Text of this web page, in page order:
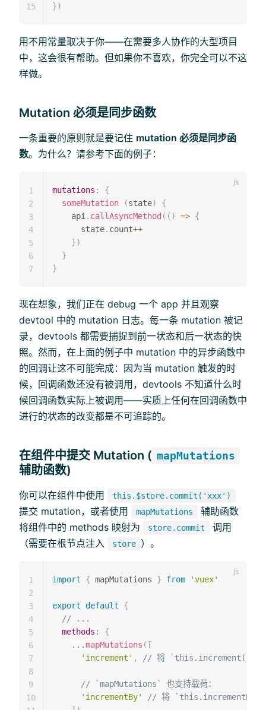
})
15
用不用常量取决于你——在需要多人协作的大型项目
中，这会很有帮助。但如果你不喜欢，你完全可以不这
样做。
Mutation 必须是同步函数
一条重要的原则就是要记住 mutation 必须是同步函
数。为什么？请参考下面的例子：
mutations :
{
someMutation
(state)
{
    api
. callAsyncMethod ( ( ) => {
      state
. count++
})
}
}
1
2
3
4
5
6
7
现在想象，我们正在 debug 一个 app 并且观察
devtool 中的 mutation 日志。每一条 mutation 被记
录，devtools 都需要捕捉到前一状态和后一状态的快
照。然而，在上面的例子中 mutation 中的异步函数中
的回调让这不可能完成：因为当 mutation 触发的时
候，回调函数还没有被调用，devtools 不知道什么时
候回调函数实际上被调用——实质上任何在回调函数中
进行的状态的改变都是不可追踪的。
在组件中提交 Mutation ( mapMutations
辅助函数)
你可以在组件中使用 this.$store.commit('xxx')
提交 mutation，或者使用 mapMutations
辅助函数
将组件中的 methods 映射为
store.commit
调用
（需要在根节点注入
store ）。
import { mapMutations } from 'vuex'
export default
{
// ...
methods :
{
...mapMutations ( [
'increment' , // 将 `this.increment()`
// `mapMutations` 也支持载荷：
'incrementBy'
// 将
1
2
3
4
5
6
7
8
9
10